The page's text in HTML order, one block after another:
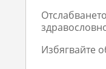
Отслабването
Избягвайте